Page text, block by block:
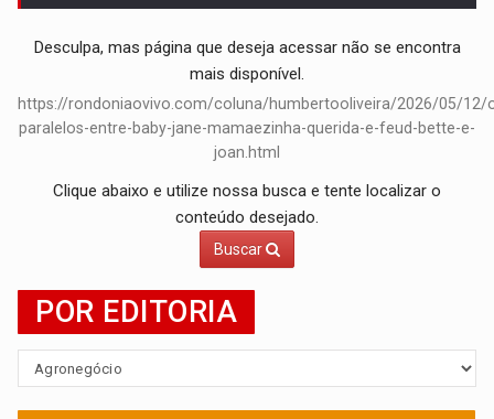
Desculpa, mas página que deseja acessar não se encontra
mais disponível.
https://rondoniaovivo.com/coluna/humbertooliveira/2026/05/12/
paralelos-entre-baby-jane-mamaezinha-querida-e-feud-bette-e-
joan.html
Clique abaixo e utilize nossa busca e tente localizar o
conteúdo desejado.
Buscar
POR EDITORIA